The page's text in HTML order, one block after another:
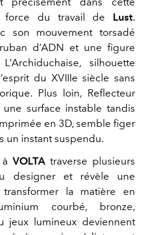
force du travail de Lust.
son mouvement torsadé
d’ADN et une figure
silhouette
du XVIIIe siècle sans
Plus loin, Reflecteur
surface instable tandis
en 3D, semble figer
un instant suspendu.
VOLTA traverse plusieurs
designer et révèle une
la matière en
courbé, bronze,
jeux lumineux deviennent